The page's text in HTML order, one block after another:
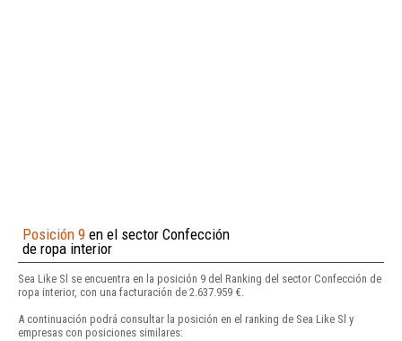
Posición 9 en el sector Confección
de ropa interior
Sea Like Sl se encuentra en la posición 9 del Ranking del sector Confección de
ropa interior, con una facturación de 2.637.959 €.
A continuación podrá consultar la posición en el ranking de Sea Like Sl y
empresas con posiciones similares: